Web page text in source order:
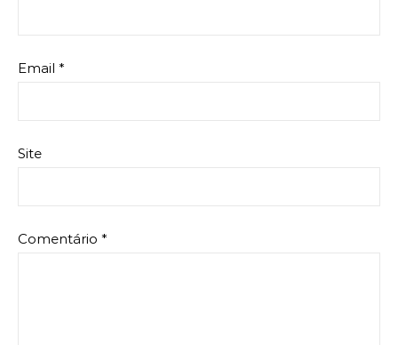
Email *
Site
Comentário *